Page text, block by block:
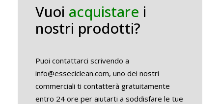
Vuoi acquistare i
nostri prodotti?
Puoi contattarci scrivendo a
info@esseciclean.com, uno dei nostri
commerciali ti contatterà gratuitamente
entro 24 ore per aiutarti a soddisfare le tue